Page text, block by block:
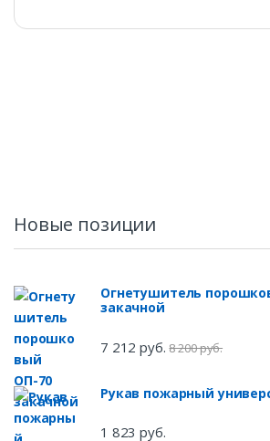
Новые позиции
Огнетушитель
закачной
7 212 руб. 8 200 руб.
Рукав пожарный
1 823 руб.